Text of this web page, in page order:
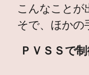
こんなことが
そで、ほかの
ＰＶＳＳで